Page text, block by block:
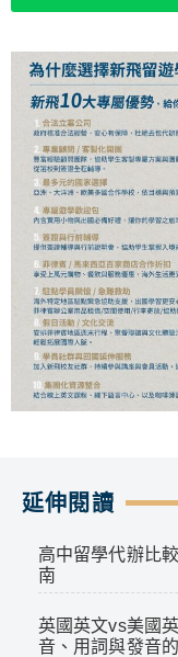
延伸閱讀
高中留學代辦比
南
英國英文vs美國
音、用詞與發音